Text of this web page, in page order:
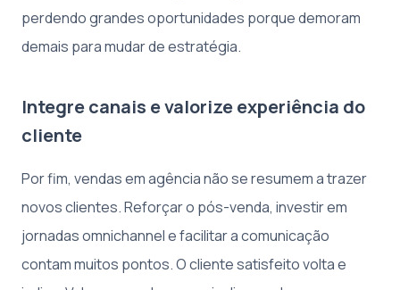
perdendo grandes oportunidades porque demoram
demais para mudar de estratégia.
Integre canais e valorize experiência do
cliente
Por fim, vendas em agência não se resumem a trazer
novos clientes. Reforçar o pós-venda, investir em
jornadas omnichannel e facilitar a comunicação
contam muitos pontos. O cliente satisfeito volta e